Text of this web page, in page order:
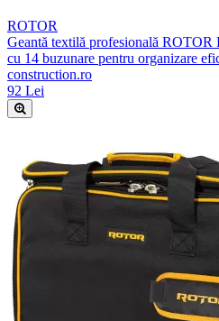
ROTOR
Geantă textilă profesională
cu 14 buzunare pentru organizare
construction.ro
92 Lei